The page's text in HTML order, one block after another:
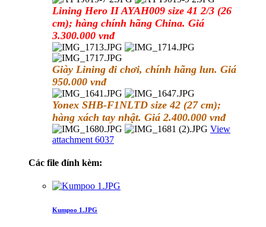
Lining Hero II AYAH009 size 41 2/3 (26
cm); hàng chính hãng China. Giá
3.300.000 vnđ
Giày Lining đi chơi, chính hãng lun. Giá
950.000 vnđ
Yonex SHB-F1NLTD size 42 (27 cm);
hàng xách tay nhật. Giá 2.400.000 vnđ
View
attachment 6037
Các file đính kèm:
Kumpoo 1.JPG